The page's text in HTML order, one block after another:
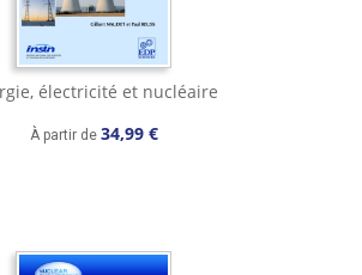
électricité et nucléaire
À partir de 34,99 €